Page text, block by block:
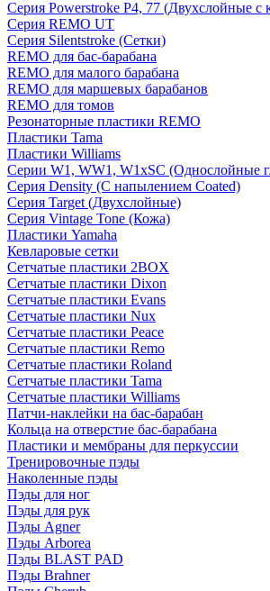
Серия Powerstroke P4, 77 (Двухслойные с
Серия REMO UT
Серия Silentstroke (Сетки)
REMO для бас-барабана
REMO для малого барабана
REMO для маршевых барабанов
REMO для томов
Резонаторные пластики REMO
Пластики Tama
Пластики Williams
Серии W1, WW1, W1xSC (Однослойные
Серия Density (C напылением Coated)
Серия Target (Двухслойные)
Серия Vintage Tone (Кожа)
Пластики Yamaha
Кевларовые сетки
Сетчатые пластики 2BOX
Сетчатые пластики Dixon
Сетчатые пластики Evans
Сетчатые пластики Nux
Сетчатые пластики Peace
Сетчатые пластики Remo
Сетчатые пластики Roland
Сетчатые пластики Tama
Сетчатые пластики Williams
Патчи-наклейки на бас-барабан
Кольца на отверстие бас-барабана
Пластики и мембраны для перкуссии
Тренировочные пэды
Наколенные пэды
Пэды для ног
Пэды для рук
Пэды Agner
Пэды Arborea
Пэды BLAST PAD
Пэды Brahner